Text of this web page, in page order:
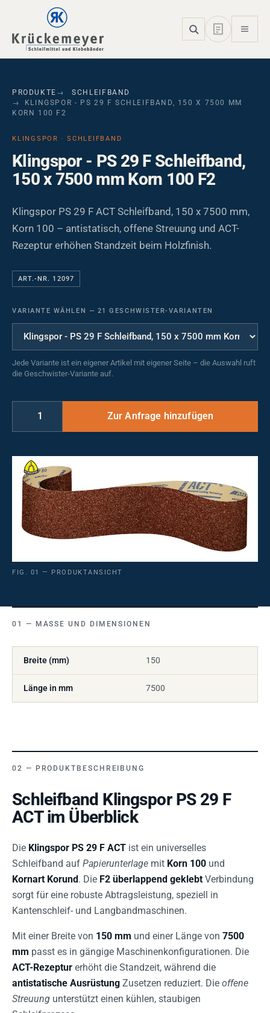
Skip to main navigation
Skip to main content
Skip to page footer
PRODUKTE
SCHLEIFBAND
KLINGSPOR - PS 29 F SCHLEIFBAND, 150 X 7500 MM
KORN 100 F2
KLINGSPOR · SCHLEIFBAND
Klingspor - PS 29 F Schleifband,
150 x 7500 mm Korn 100 F2
Klingspor PS 29 F ACT Schleifband, 150 x 7500 mm,
Korn 100 – antistatisch, offene Streuung und ACT-
Rezeptur erhöhen Standzeit beim Holzfinish.
ART.-NR. 12097
VARIANTE WÄHLEN — 21 GESCHWISTER-VARIANTEN
Jede Variante ist ein eigener Artikel mit eigener Seite – die Auswahl ruft
die Geschwister-Variante auf.
FIG. 01 — PRODUKTANSICHT
MASSE UND DIMENSIONEN
Breite (mm) 150
Länge in mm 7500
PRODUKTBESCHREIBUNG
Schleifband Klingspor PS 29 F
ACT im Überblick
Die Klingspor PS 29 F ACT ist ein universelles
Schleifband auf Papierunterlage mit Korn 100 und
Kornart Korund. Die F2 überlappend geklebt Verbindung
sorgt für eine robuste Abtragsleistung, speziell in
Kantenschleif- und Langbandmaschinen.
Mit einer Breite von 150 mm und einer Länge von 7500
mm passt es in gängige Maschinenkonfigurationen. Die
ACT-Rezeptur erhöht die Standzeit, während die
antistatische Ausrüstung Zusetzen reduziert. Die offene
Streuung unterstützt einen kühlen, staubigen